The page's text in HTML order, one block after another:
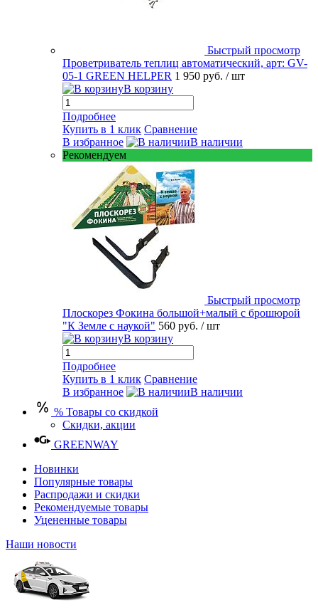
Быстрый просмотр
Проветриватель теплиц автоматический, арт: GV-
05-1 GREEN HELPER 1 950 руб. / шт
В корзину
Подробнее
Купить в 1 клик Сравнение
В избранное
В наличии
Рекомендуем
Быстрый просмотр
Плоскорез Фокина большой+малый с брошюрой
"К Земле с наукой" 560 руб. / шт
В корзину
Подробнее
Купить в 1 клик Сравнение
В избранное
В наличии
% Товары со скидкой
Скидки, акции
GREENWAY
Новинки
Популярные товары
Распродажи и скидки
Рекомендуемые товары
Уцененные товары
Наши новости